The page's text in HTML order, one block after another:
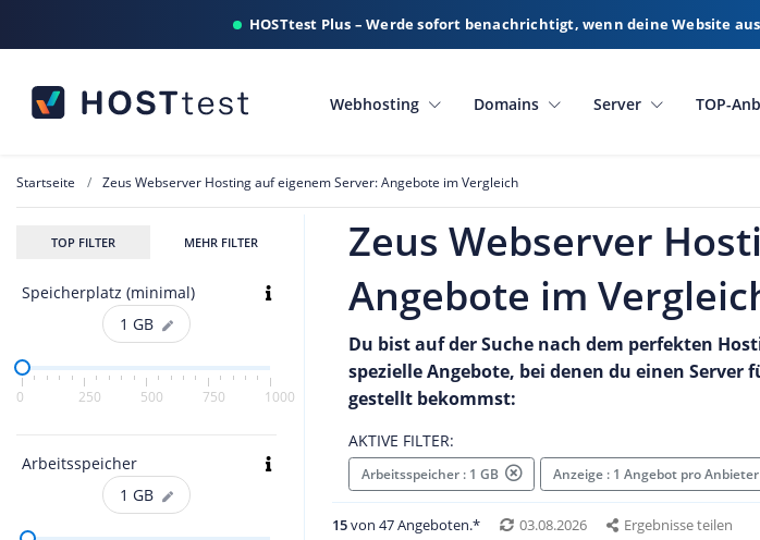
HOSTtest Plus – Werde sofort benachrichtigt, wenn deine Website
Webhosting Domains Server TOP-
Startseite Zeus Webserver Hosting auf eigenem Server: Angebote im Vergleich
TOP FILTER MEHR FILTER
Speicherplatz (minimal)
1 GB
0 250 500 750 1000
Arbeitsspeicher
1 GB
Zeus Webserver
Angebote im
Du bist auf der Suche nach dem perfekten
spezielle Angebote, bei denen du einen Server
gestellt bekommst:
AKTIVE FILTER:
Arbeitsspeicher : 1 GB Anzeige : 1 Angebot pro Anbieter
15von 47 Angeboten.* 03.08.2026 Ergebnisse teilen